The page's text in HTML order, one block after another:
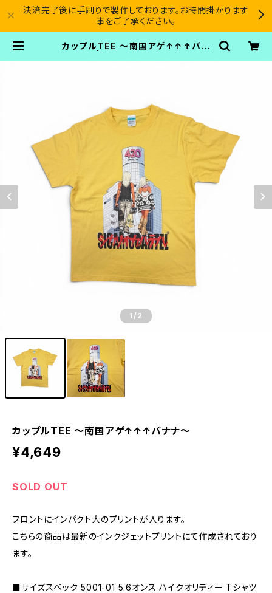
決済完了後に手刷りで製作しております。お時間掛かります
事をご了承ください。
カップルTEE ～南国アゲ↑↑↑バナ
1/2
カップルTEE ～南国アゲ↑↑↑バナナ～
¥4,649
SOLD OUT
フロントにインパクト大のプリントが入ります。
こちらの商品は最新のインクジェットプリントにて作成されており
ます。
■サイズスペック 5001-01 5.6オンス ハイクオリティー Tシャツ